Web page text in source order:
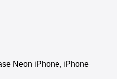
Neon iPhone, iPhone